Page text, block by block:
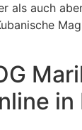
als auch
in